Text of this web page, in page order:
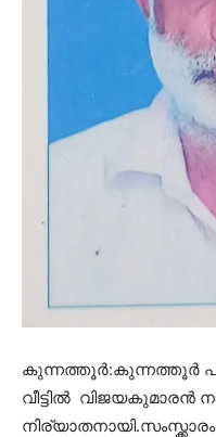
കുന്നത്തൂർ:കുന്നത്തൂർ
വീട്ടിൽ വിജയകുമാരൻ